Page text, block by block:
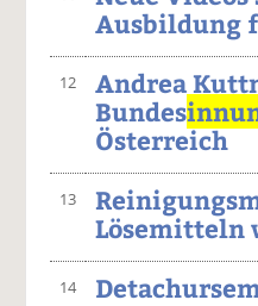
Ausbildung
12
Andrea
Bundes
Österreich
13
Lösemitteln
14